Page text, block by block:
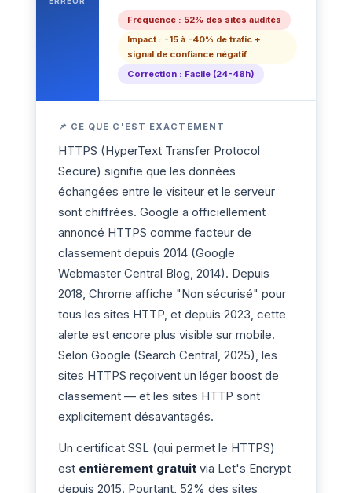
Fréquence : 52% des sites audités
Impact : -15 à -40% de trafic +
signal de confiance négatif
Correction : Facile (24-48h)
📌 CE QUE C'EST EXACTEMENT
HTTPS (HyperText Transfer Protocol
Secure) signifie que les données
échangées entre le visiteur et le serveur
sont chiffrées. Google a officiellement
annoncé HTTPS comme facteur de
classement depuis 2014 (Google
Webmaster Central Blog, 2014). Depuis
2018, Chrome affiche "Non sécurisé" pour
tous les sites HTTP, et depuis 2023, cette
alerte est encore plus visible sur mobile.
Selon Google (Search Central, 2025), les
sites HTTPS reçoivent un léger boost de
classement — et les sites HTTP sont
explicitement désavantagés.
Un certificat SSL (qui permet le HTTPS)
est entièrement gratuitvia Let's Encrypt
depuis 2015. Pourtant, 52% des sites